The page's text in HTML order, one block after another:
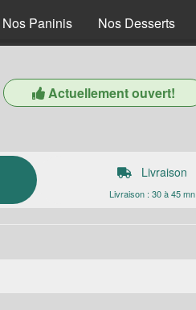
Nos Paninis Nos Desserts
Actuellement ouvert!
Livraison
Livraison : 30 à 45 mn